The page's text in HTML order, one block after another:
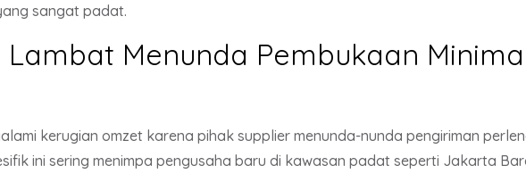
sangat padat.
Menunda Pembukaan
kerugian omzet karena pihak supplier menunda-nunda pengiriman
ini sering menimpa pengusaha baru di kawasan padat seperti Jakarta